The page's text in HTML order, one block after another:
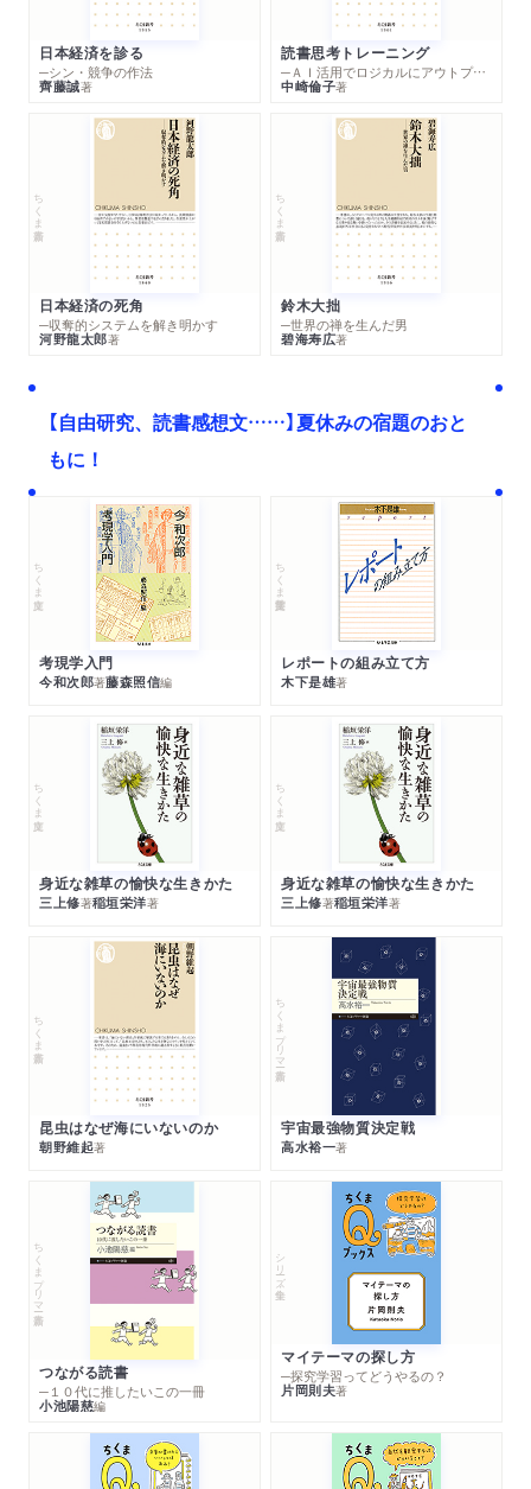
日本経済を診る
─シン・競争の作法
齊藤誠著
読書思考トレーニング
─ＡＩ活用でロジカルにアウトプットする技法
中崎倫子著
ちくま新書
日本経済の死角
─収奪的システムを解き明かす
河野龍太郎著
ちくま新書
鈴木大拙
─世界の禅を生んだ男
碧海寿広著
【自由研究、読書感想文……】夏休みの宿題のおと
もに！
ちくま文庫
考現学入門
今和次郎著藤森照信編
ちくま学芸文庫
レポートの組み立て方
木下是雄著
ちくま文庫
身近な雑草の愉快な生きかた
三上修著稲垣栄洋著
ちくま文庫
身近な雑草の愉快な生きかた
三上修著稲垣栄洋著
ちくま新書
昆虫はなぜ海にいないのか
朝野維起著
ちくまプリマー新書
宇宙最強物質決定戦
高水裕一著
ちくまプリマー新書
つながる読書
─１０代に推したいこの一冊
小池陽慈編
シリーズ・全集
マイテーマの探し方
─探究学習ってどうやるの？
片岡則夫著